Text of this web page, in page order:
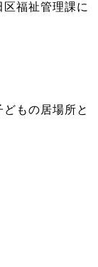
福祉管理課に
もの居場所と